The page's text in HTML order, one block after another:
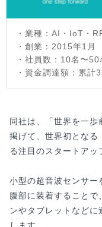
・業種：AI・IoT・
・創業：2015年1月
・社員数：10名〜50
・資金調達額：累計
同社は、「世界を一歩
掲げて、世界初となる
る注目のスタートアッ
小型の超音波センサ
腹部に装着することで
ンやタブレットなど